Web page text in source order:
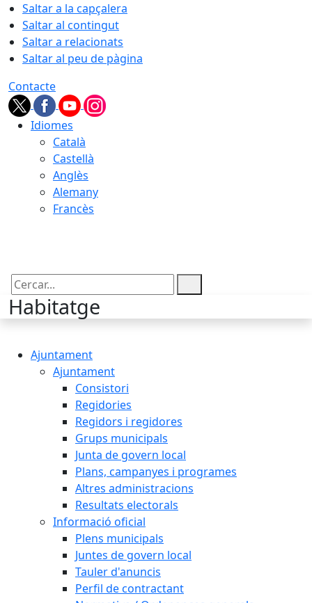
Saltar a la capçalera
Saltar al contingut
Saltar a relacionats
Saltar al peu de pàgina
Contacte
Idiomes
Català
Castellà
Anglès
Alemany
Francès
Cercar:
Habitatge
Ajuntament
Ajuntament
Consistori
Regidories
Regidors i regidores
Grups municipals
Junta de govern local
Plans, campanyes i programes
Altres administracions
Resultats electorals
Informació oficial
Plens municipals
Juntes de govern local
Tauler d'anuncis
Perfil de contractant